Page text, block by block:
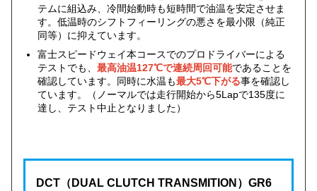
テムに組込み、冷間始動時も短時間で油温を安定させま
す。低温時のシフトフィーリングの悪さを最小限（純正
同等）に抑えています。
富士スピードウェイ本コースでのプロドライバーによる
テストでも、 最高油温127℃で連続周回可能であることを
確認しています。同時に水温も最大5℃下がる事を確認し
ています。（ノーマルでは走行開始から5Lapで135度に
達し、テスト中止となりました）
DCT（DUAL CLUTCH TRANSMITION）GR6